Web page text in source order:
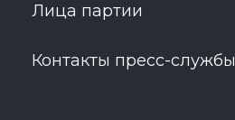
Лица партии
Контакты пресс-службы